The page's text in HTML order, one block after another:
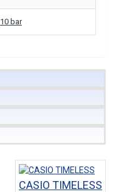
10 bar
CASIO TIMELESS